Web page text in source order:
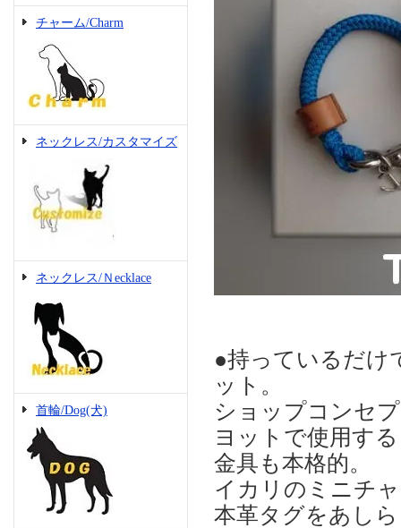
チャーム/Charm
ネックレス/カスタマイズ
ネックレス/Ｎecklace
首輪/Dog(犬)
●持っているだけ
ット。
ショップコンセ
ヨットで使用す
金具も本格的。
イカリのミニチ
本革タグをあし